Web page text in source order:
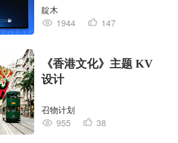
靛木
1944
147
《香港文化》主题 KV
设计
召物计划
955
38